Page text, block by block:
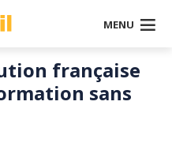
MENU
française
sans